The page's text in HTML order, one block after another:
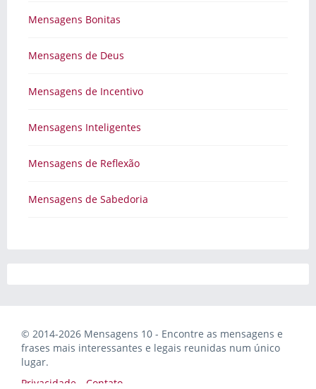
Mensagens Bonitas
Mensagens de Deus
Mensagens de Incentivo
Mensagens Inteligentes
Mensagens de Reflexão
Mensagens de Sabedoria
© 2014-2026 Mensagens 10 - Encontre as mensagens e
frases mais interessantes e legais reunidas num único
lugar.
Privacidade
Contato